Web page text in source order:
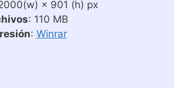
× 901 (h) px
: 110 MB
: Winrar